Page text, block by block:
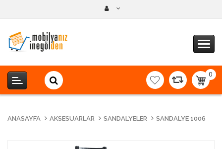
0
-
ANASAYFA AKSESUARLAR SANDALYELER SANDALYE 1006